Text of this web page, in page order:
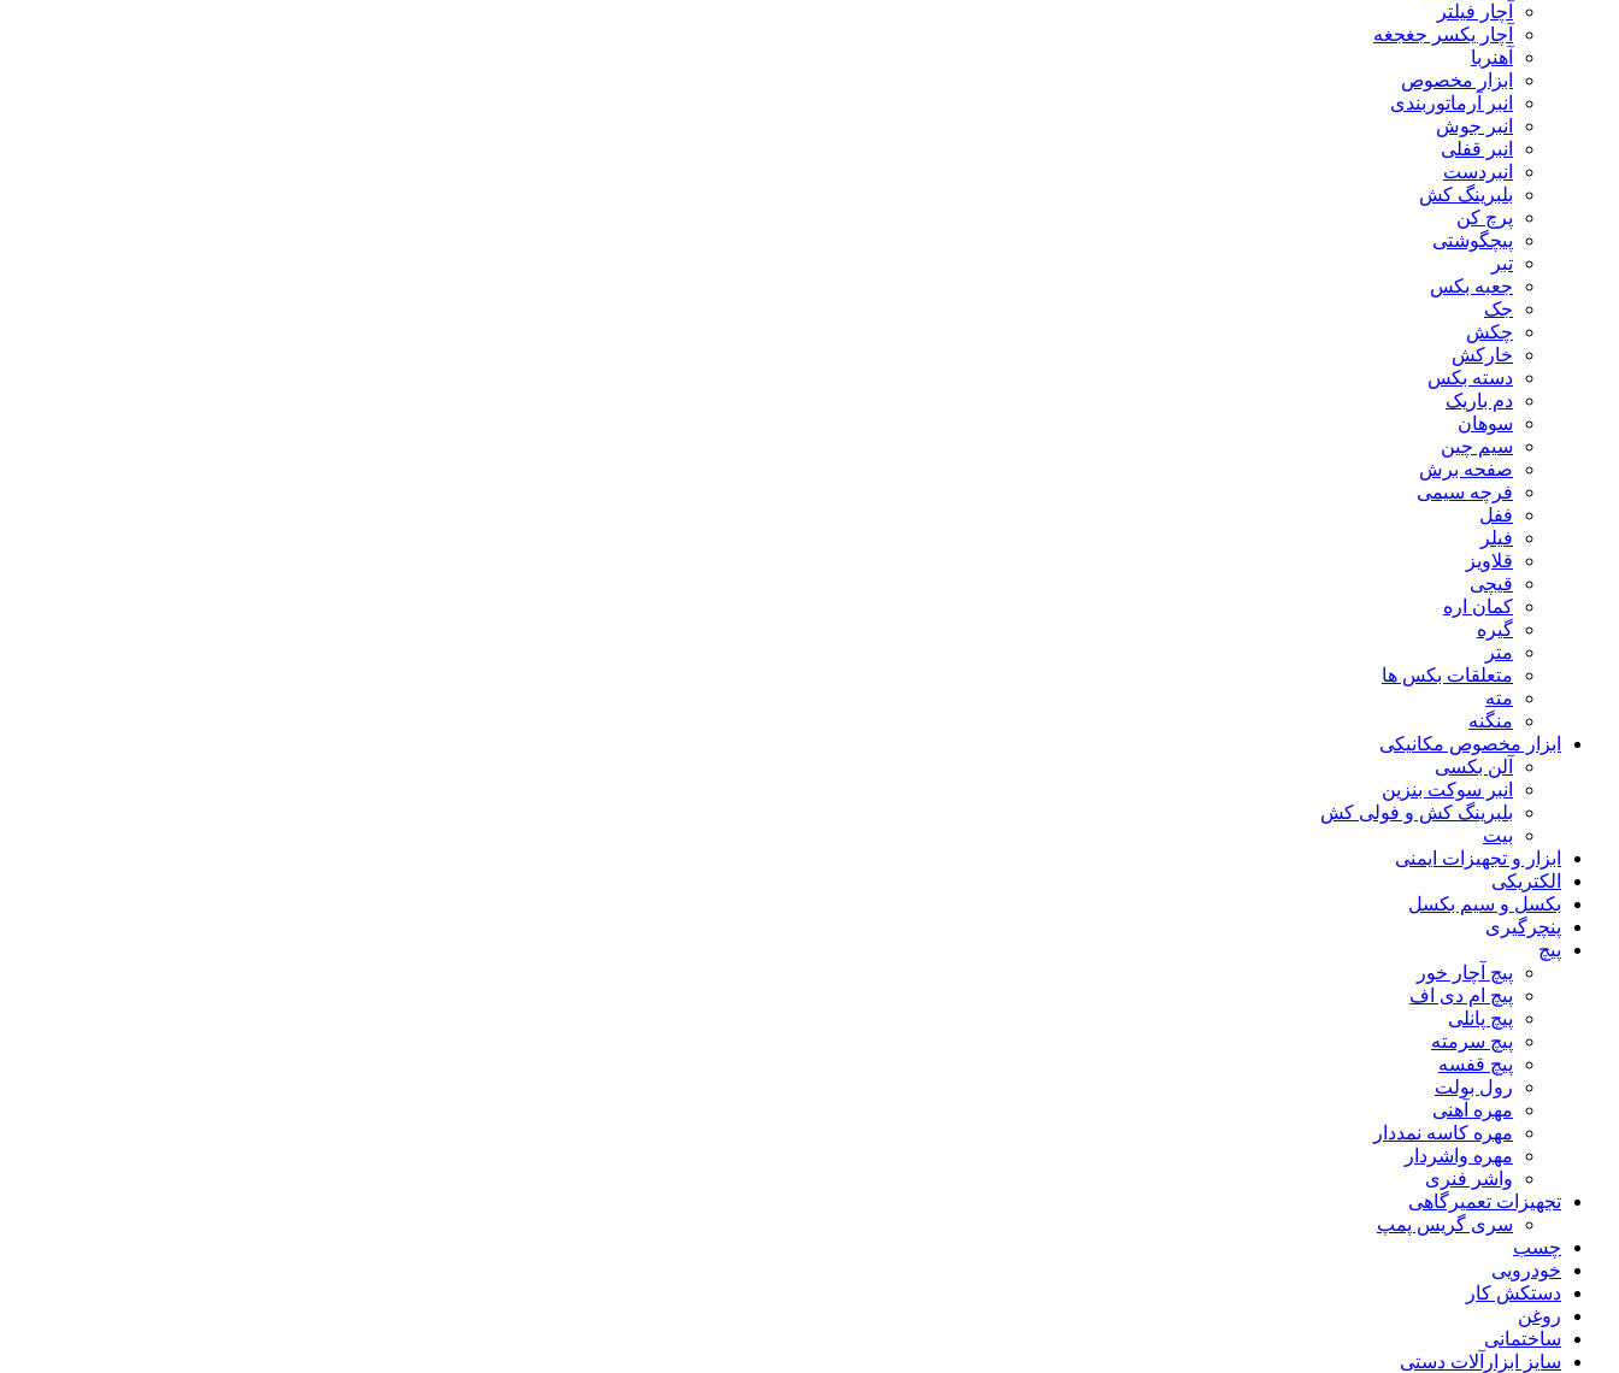
آچار فیلتر
آچار یکسر جغجغه
آهنربا
ابزار مخصوص
انبر آرماتوربندی
انبر جوش
انبر قفلی
انبردست
بلبرینگ کش
پرچ کن
پیچگوشتی
تبر
جعبه بکس
جک
چکش
خارکش
دسته بکس
دم باریک
سوهان
سیم چین
صفحه برش
فرچه سیمی
ففل
فیلر
قلاویز
قیچی
کمان اره
گیره
متر
متعلقات بکس ها
مته
منگنه
ابزار مخصوص مکانیکی
آلن بکسی
انبر سوکت بنزین
بلبرینگ کش و فولی کش
بیت
ابزار و تجهیزات ایمنی
الکتریکی
بکسل و سیم بکسل
پنچرگیری
پیچ
پیچ آچار خور
پیچ ام دی اف
پیچ پانلی
پیچ سرمته
پیچ قفسه
رول بولت
مهره آهنی
مهره کاسه نمددار
مهره واشردار
واشر فنری
تجهیزات تعمیرگاهی
سری گریس پمپ
چسب
خودرویی
دستکش کار
روغن
ساختمانی
سایز ابزارآلات دستی